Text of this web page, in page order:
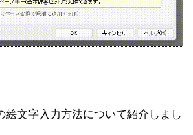
絵文字入力方法について紹介しまし